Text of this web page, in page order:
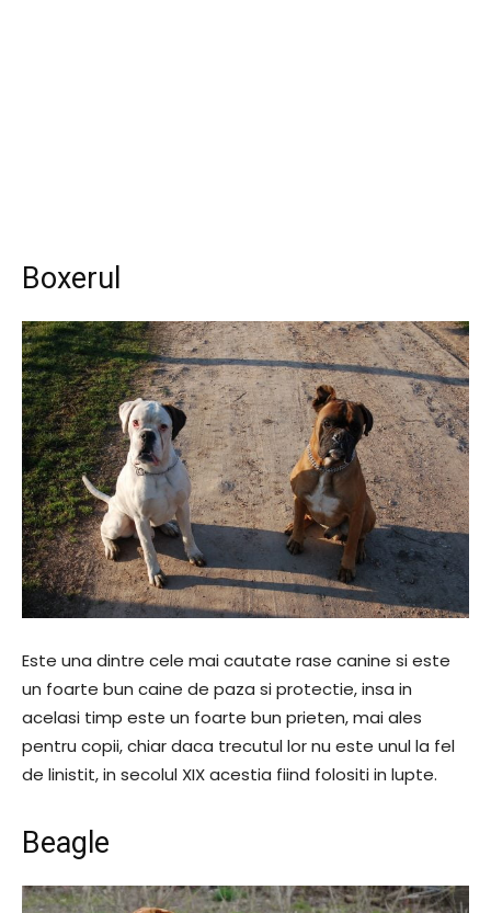
Boxerul
Este una dintre cele mai cautate rase canine si este
un foarte bun caine de paza si protectie, insa in
acelasi timp este un foarte bun prieten, mai ales
pentru copii, chiar daca trecutul lor nu este unul la fel
de linistit, in secolul XIX acestia fiind folositi in lupte.
Beagle